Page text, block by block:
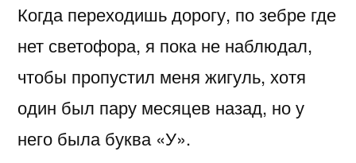
Когда переходишь дорогу, по зебре где
нет светофора, я пока не наблюдал,
чтобы пропустил меня жигуль, хотя
один был пару месяцев назад, но у
него была буква «У».